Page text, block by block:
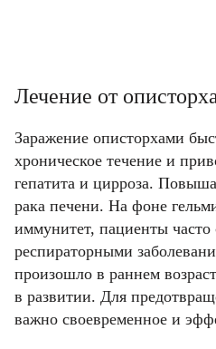
Лечение от описторха
Заражение описторхами
хроническое течение и
гепатита и цирроза.
рака печени. На фоне
иммунитет, пациенты часто
респираторными
произошло в раннем
в развитии. Для
важно своевременное и
Введите корректное значение
пользовательского
конфиденциальности.
Телефон
Введите корректное значение
Код подтверждения
Введите корректное значение
Введите корректное значение
Email
пользовательского
конфиденциальности.
Email
пользовательского
конфиденциальности.